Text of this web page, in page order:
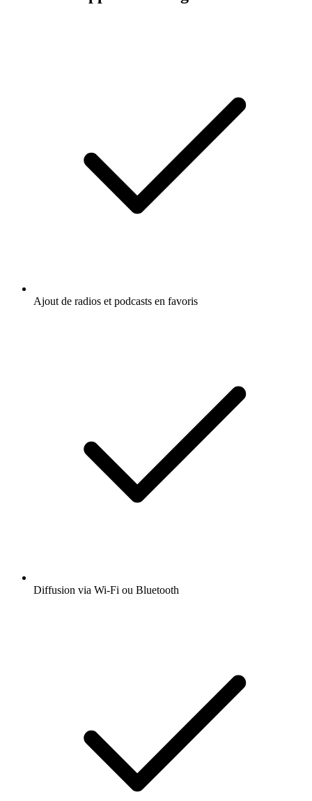
Ajout de radios et podcasts en favoris
Diffusion via Wi-Fi ou Bluetooth